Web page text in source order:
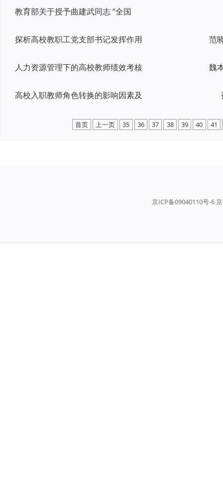
教育部关于授予曲建武同志 “全国
探析高校教职工党支部书记发挥作用
人力资源管理下的高校教师绩效考核
高校入职教师角色转换的影响因素及
首页 上一页 35 36 37 38 39 40 41
京ICP备09040110号-6